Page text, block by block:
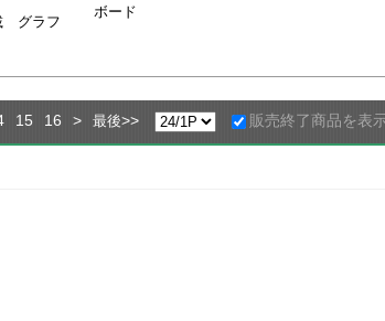
グラフ
ボード
15 16 > 最後>> 販売終了商品を表